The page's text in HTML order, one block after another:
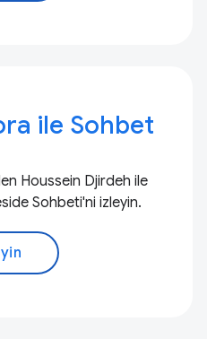
ile Sohbet
Houssein Djirdeh ile
Sohbeti'ni izleyin.